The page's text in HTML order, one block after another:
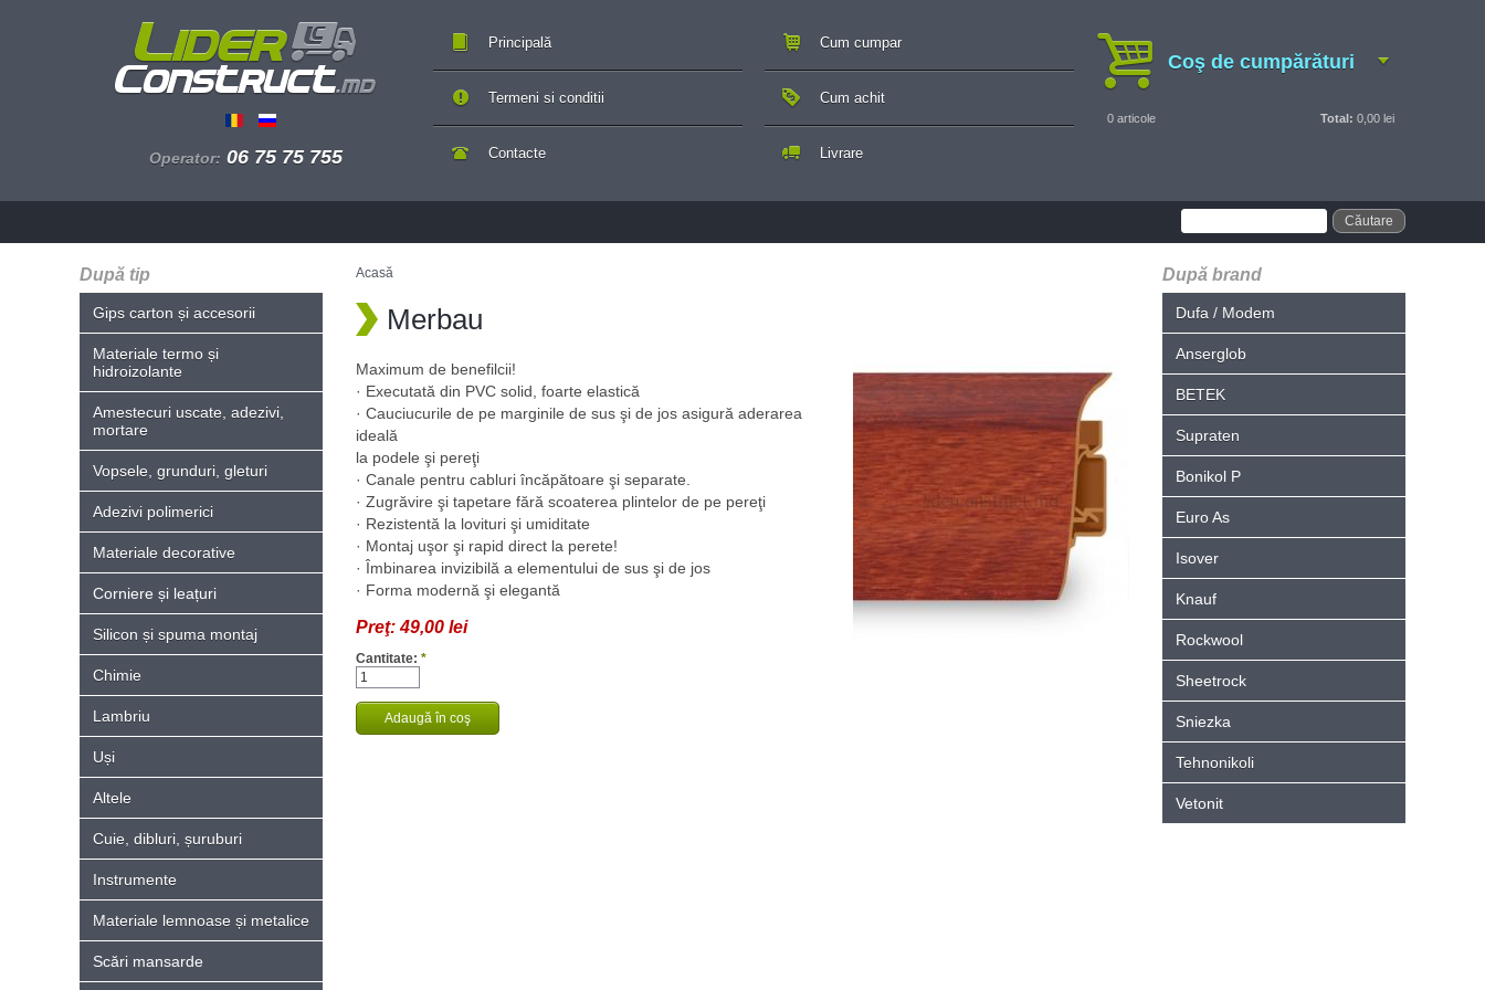
Operator: 06 75 75 755
Principală
Contacte
Cum cumpar
Cum achit
Livrare
Termeni si conditii
Coş de cumpărături
0 articole Total: 0,00 lei
După tip
Gips carton și accesorii
Materiale termo și
hidroizolante
Amestecuri uscate, adezivi,
mortare
Vopsele, grunduri, gleturi
Adezivi polimerici
Materiale decorative
Corniere și leațuri
Silicon și spuma montaj
Chimie
Lambriu
Uși
Altele
Cuie, dibluri, șuruburi
Instrumente
Materiale lemnoase și metalice
Scări mansarde
Acasă
Merbau
Maximum de benefilcii!
· Executată din PVC solid, foarte elastică
· Cauciucurile de pe marginile de sus şi de jos asigură aderarea
ideală
la podele şi pereţi
· Canale pentru cabluri încăpătoare şi separate.
· Zugrăvire şi tapetare fără scoaterea plintelor de pe pereţi
· Rezistentă la lovituri şi umiditate
· Montaj uşor şi rapid direct la perete!
· Îmbinarea invizibilă a elementului de sus şi de jos
· Forma modernă şi elegantă
Preţ:49,00 lei
Cantitate: *
După brand
Dufa / Modem
Anserglob
BETEK
Supraten
Bonikol P
Euro As
Isover
Knauf
Rockwool
Sheetrock
Sniezka
Tehnonikoli
Vetonit